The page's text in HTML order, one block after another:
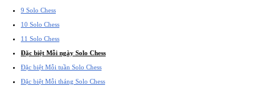
9 Solo Chess
10 Solo Chess
11 Solo Chess
Đặc biệt Mỗi ngày Solo Chess
Đặc biệt Mỗi tuần Solo Chess
Đặc biệt Mỗi tháng Solo Chess